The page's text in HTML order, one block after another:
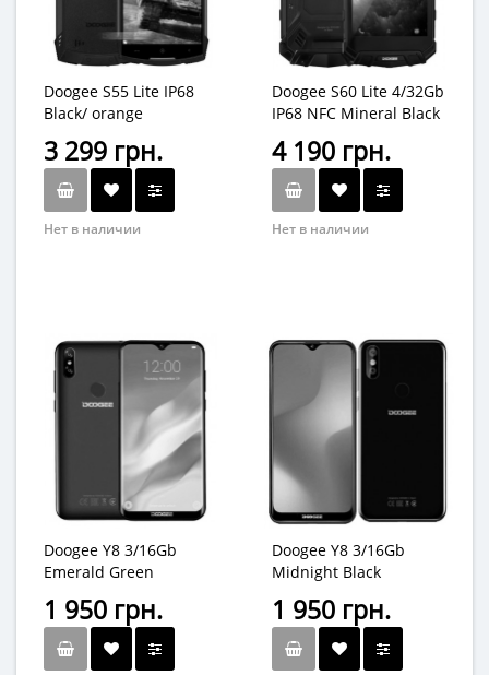
Doogee S55 Lite IP68
Black/ orange
3 299 грн.
Нет в наличии
Doogee S60 Lite 4/32Gb
IP68 NFC Mineral Black
4 190 грн.
Нет в наличии
Doogee Y8 3/16Gb
Emerald Green
1 950 грн.
Doogee Y8 3/16Gb
Midnight Black
1 950 грн.